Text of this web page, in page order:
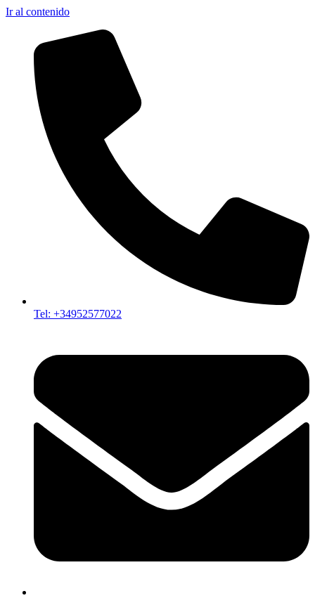
Ir al contenido
Tel: +34952577022